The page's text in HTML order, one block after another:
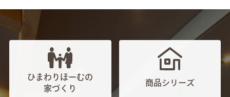
ひまわりほーむの
家づくり
商品シリーズ